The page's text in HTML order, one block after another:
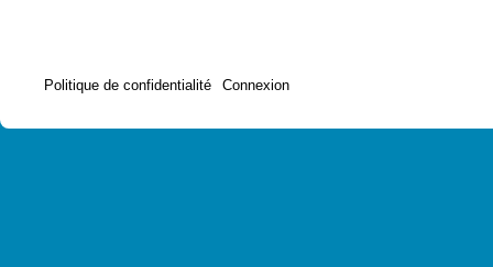
Politique de confidentialité Connexion